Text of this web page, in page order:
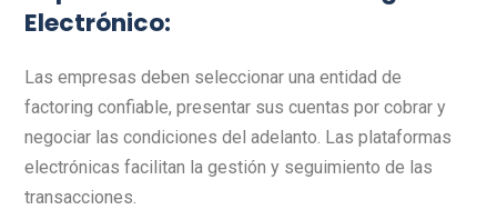
Electrónico:
Las empresas deben seleccionar una entidad de
factoring confiable, presentar sus cuentas por cobrar y
negociar las condiciones del adelanto. Las plataformas
electrónicas facilitan la gestión y seguimiento de las
transacciones.